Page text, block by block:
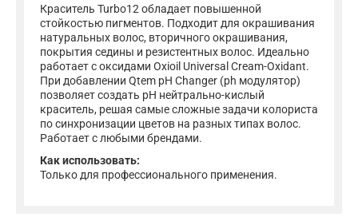
Краситель Turbo12 обладает повышенной
стойкостью пигментов. Подходит для окрашивания
натуральных волос, вторичного окрашивания,
покрытия седины и резистентных волос. Идеально
работает с оксидами Oxioil Universal Cream-Oxidant.
При добавлении Qtem pH Changer (ph модулятор)
позволяет создать pH нейтрально-кислый
краситель, решая самые сложные задачи колориста
по синхронизации цветов на разных типах волос.
Работает с любыми брендами.
Как использовать:
Только для профессионального применения.